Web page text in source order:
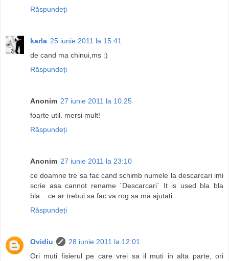
Răspundeți
karla 25 iunie 2011 la 15:41
de cand ma chinui,ms :)
Răspundeți
Anonim 27 iunie 2011 la 10:25
foarte util. mersi mult!
Răspundeți
Anonim 27 iunie 2011 la 23:10
ce doamne tre sa fac cand schimb numele la descarcari imi
scrie asa cannot rename `Descarcari` It is used bla bla
bla... ce ar trebui sa fac va rog sa ma ajutati
Răspundeți
Ovidiu
28 iunie 2011 la 12:01
Ori muti fisierul pe care vrei sa il muti in alta parte, ori